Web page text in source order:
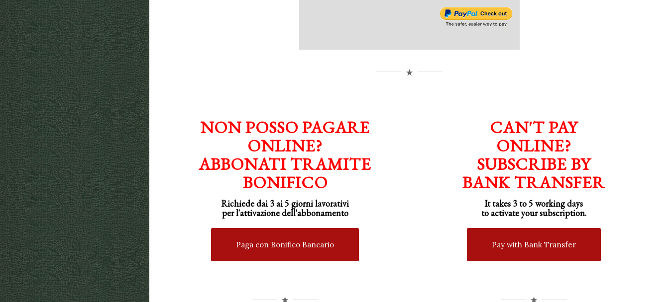
NON POSSO PAGARE
ONLINE?
ABBONATI TRAMITE
BONIFICO
Richiede dai 3 ai 5 giorni lavorativi
perl'attivazionedell'abbonamento
Paga con Bonifico Bancario
CAN'T PAY
ONLINE?
SUBSCRIBE BY
BANK TRANSFER
It takes 3 to 5 working days
to activate your subscription.
Pay with Bank Transfer